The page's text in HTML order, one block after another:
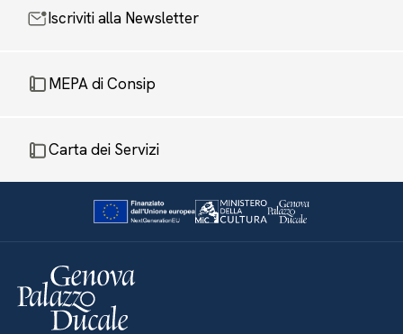
Iscriviti alla Newsletter
MEPA di Consip
Carta dei Servizi